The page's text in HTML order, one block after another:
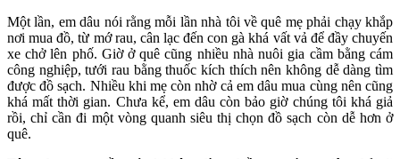
Một lần, em dâu nói rằng mỗi lần nhà tôi về quê mẹ phải chạy khắp
nơi mua đồ, từ mớ rau, cân lạc đến con gà khá vất vả để đầy chuyến
xe chở lên phố. Giờ ở quê cũng nhiều nhà nuôi gia cầm bằng cám
công nghiệp, tưới rau bằng thuốc kích thích nên không dễ dàng tìm
được đồ sạch. Nhiều khi mẹ còn nhờ cả em dâu mua cùng nên cũng
khá mất thời gian. Chưa kể, em dâu còn bảo giờ chúng tôi khá giả
rồi, chỉ cần đi một vòng quanh siêu thị chọn đồ sạch còn dễ hơn ở
quê.